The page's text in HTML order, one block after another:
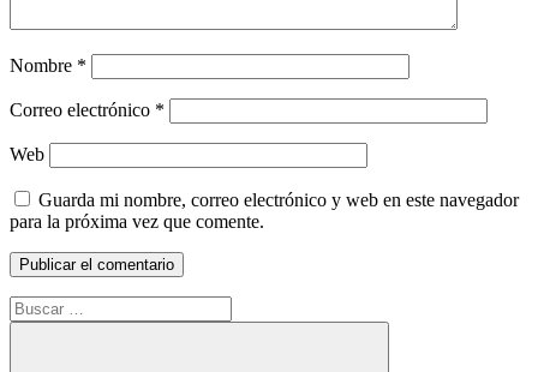
Nombre *
Correo electrónico *
Web
Guarda mi nombre, correo electrónico y web en este navegador
para la próxima vez que comente.
Buscar: